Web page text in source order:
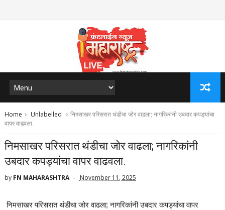
Home Unlabelled
निमसाखर परिसरात थंडीचा जोर वाढला; नागरिकांनी उबदार कपड्यांचा
वापर वाढवला.
निमसाखर परिसरात थंडीचा जोर वाढला; नागरिकांनी
उबदार कपड्यांचा वापर वाढवला.
by FN MAHARASHTRA November 11, 2025
निमसाखर परिसरात थंडीचा जोर वाढला; नागरिकांनी उबदार कपड्यांचा वापर